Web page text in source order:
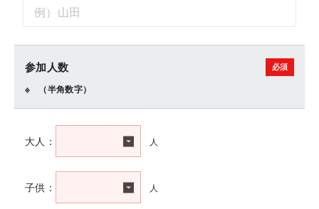
参加人数
（半角数字）
大人： 人
子供： 人